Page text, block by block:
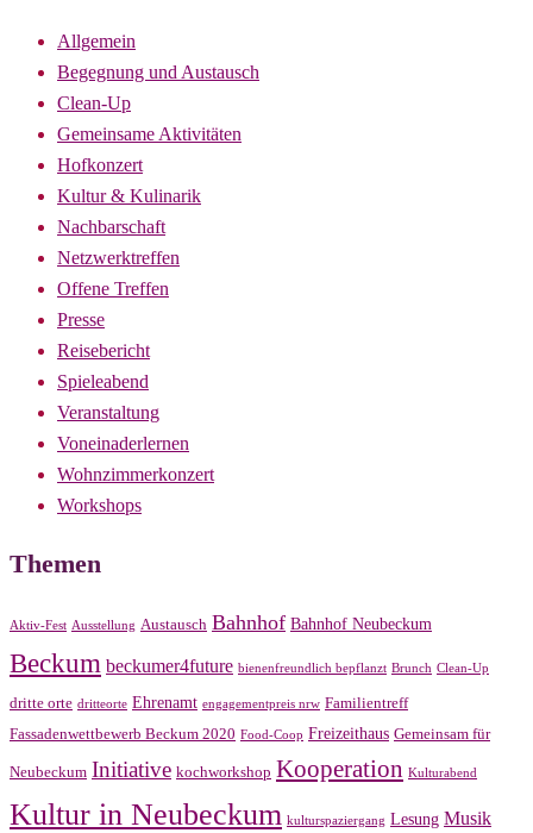
Allgemein
Begegnung und Austausch
Clean-Up
Gemeinsame Aktivitäten
Hofkonzert
Kultur & Kulinarik
Nachbarschaft
Netzwerktreffen
Offene Treffen
Presse
Reisebericht
Spieleabend
Veranstaltung
Voneinaderlernen
Wohnzimmerkonzert
Workshops
Themen
Aktiv-Fest Ausstellung Austausch Bahnhof Bahnhof Neubeckum
Beckum beckumer4future bienenfreundlich bepflanzt Brunch Clean-Up
dritte orte dritteorte Ehrenamt engagementpreis nrw Familientreff
Fassadenwettbewerb Beckum 2020 Food-Coop Freizeithaus Gemeinsam für
Neubeckum Initiative kochworkshop Kooperation Kulturabend
Kultur in Neubeckum kulturspaziergang Lesung Musik